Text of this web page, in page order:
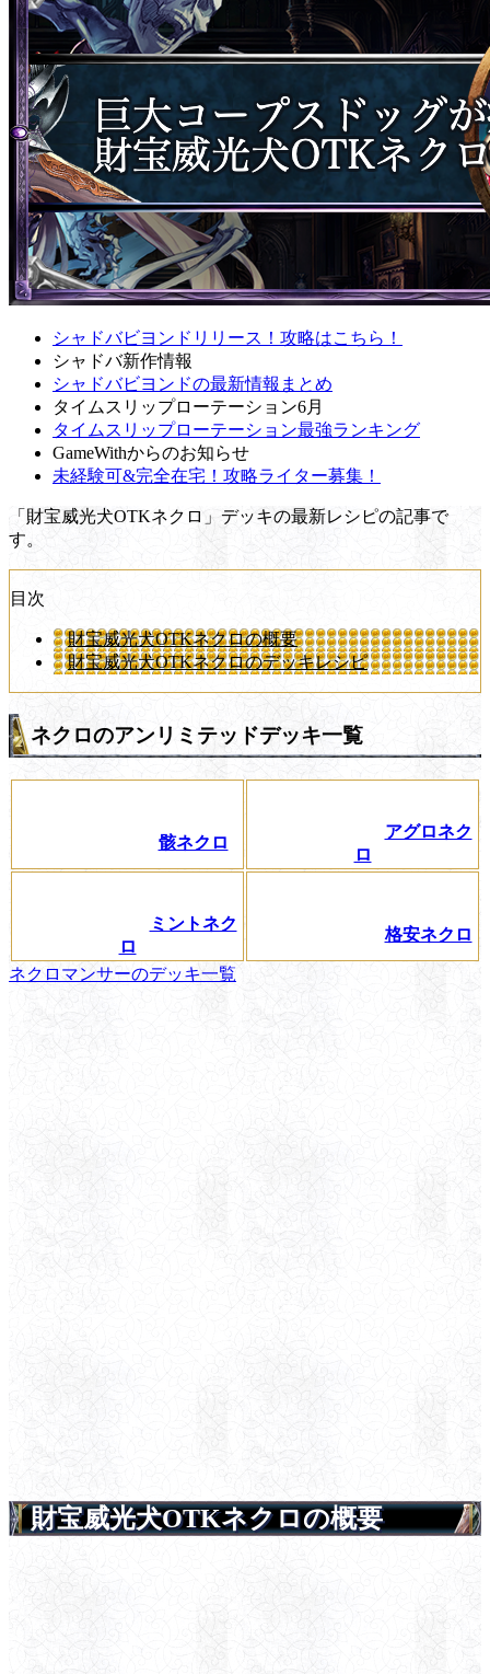
シャドバビヨンドリリース！攻略はこちら！
シャドバ新作情報
シャドバビヨンドの最新情報まとめ
タイムスリップローテーション6月
タイムスリップローテーション最強ランキング
GameWithからのお知らせ
未経験可&完全在宅！攻略ライター募集！
「財宝威光犬OTKネクロ」デッキの最新レシピの記事で
す。
目次
財宝威光犬OTKネクロの概要
財宝威光犬OTKネクロのデッキレシピ
ネクロのアンリミテッドデッキ一覧
骸ネクロ
アグロネク
ロ
ミントネク
ロ
格安ネクロ
ネクロマンサーのデッキ一覧
財宝威光犬OTKネクロの概要